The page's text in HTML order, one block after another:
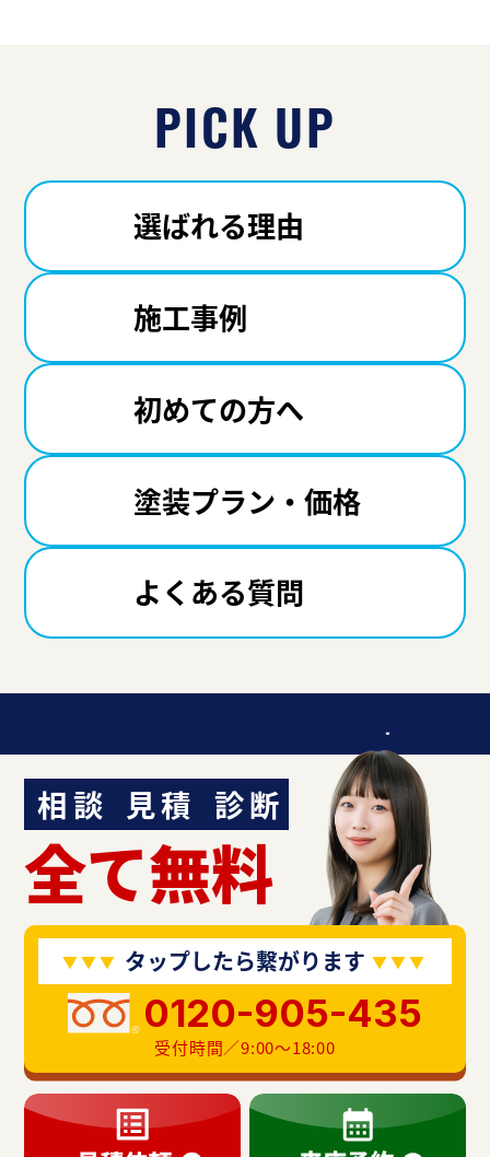
PICK UP
選ばれる理由
施工事例
初めての方へ
塗装プラン・価格
よくある質問
迷ったら聞いてみよう！
相談 見積 診断
全て無料
タップしたら繋がります
0120-905-435
受付時間／9:00〜18:00